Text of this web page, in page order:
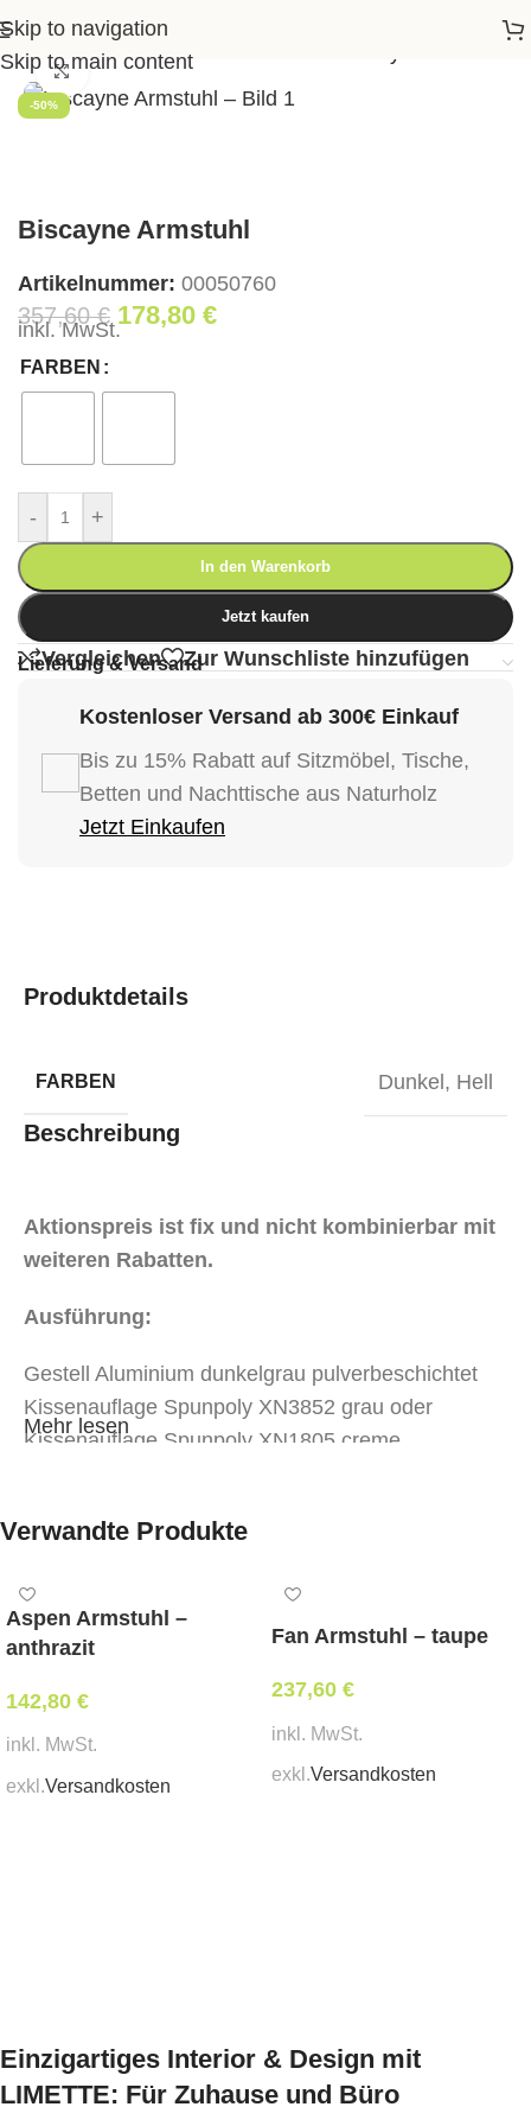
Skip to navigation
Skip to main content
>Shop>Garten>Gartenstühle
-50%
Klick zum Vergrößern
Biscayne Armstuhl
Artikelnummer: 00050760
357,60€ 178,80 €
inkl. MwSt.
FARBEN
- +
In den Warenkorb
Jetzt kaufen
Vergleichen Zur Wunschliste hinzufügen
Lieferung & Versand
Kostenloser Versand ab 300€ Einkauf
Bis zu 15% Rabatt auf Sitzmöbel, Tische,
Betten und Nachttische aus Naturholz
Jetzt Einkaufen
Produktdetails
FARBEN Dunkel , Hell
Beschreibung
Aktionspreis ist fix und nicht kombinierbar mit
weiteren Rabatten.
Ausführung:
Gestell Aluminium dunkelgrau pulverbeschichtet
Kissenauflage Spunpoly XN3852 grau oder
Kissenauflage Spunpoly XN1805 creme,
Breite 63 cm,Tiefe 66 cm,
Gesamthöhe 66 – 80 cm,
Mindestbestellmenge:
2 Stk.
Mehr lesen
Verwandte Produkte
Aspen Armstuhl –
anthrazit
142,80 €
inkl. MwSt.
exkl.Versandkosten
Fan Armstuhl – taupe
237,60 €
inkl. MwSt.
exkl.Versandkosten
Einzigartiges Interior & Design mit
LIMETTE: Für Zuhause und Büro